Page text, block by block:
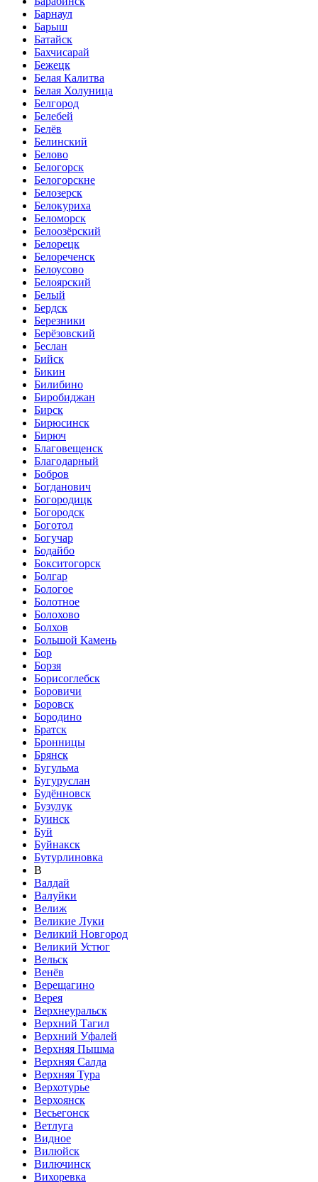
Барнаул
Барыш
Батайск
Бахчисарай
Бежецк
Белая Калитва
Белая Холуница
Белгород
Белебей
Белёв
Белинский
Белово
Белогорск
Белогорскне
Белозерск
Белокуриха
Беломорск
Белоозёрский
Белорецк
Белореченск
Белоусово
Белоярский
Белый
Бердск
Березники
Берёзовский
Беслан
Бийск
Бикин
Билибино
Биробиджан
Бирск
Бирюсинск
Бирюч
Благовещенск
Благодарный
Бобров
Богданович
Богородицк
Богородск
Боготол
Богучар
Бодайбо
Бокситогорск
Болгар
Бологое
Болотное
Болохово
Болхов
Большой Камень
Бор
Борзя
Борисоглебск
Боровичи
Боровск
Бородино
Братск
Бронницы
Брянск
Бугульма
Бугуруслан
Будённовск
Бузулук
Буинск
Буй
Буйнакск
Бутурлиновка
В
Валдай
Валуйки
Велиж
Великие Луки
Великий Новгород
Великий Устюг
Вельск
Венёв
Верещагино
Верея
Верхнеуральск
Верхний Тагил
Верхний Уфалей
Верхняя Пышма
Верхняя Салда
Верхняя Тура
Верхотурье
Верхоянск
Весьегонск
Ветлуга
Видное
Вилюйск
Вилючинск
Вихоревка